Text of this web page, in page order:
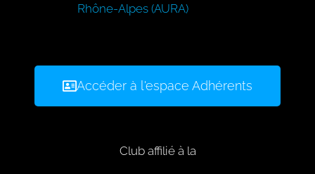
Rhône-Alpes (AURA)
Accéder à l'espace Adhérents
Club affilié à la